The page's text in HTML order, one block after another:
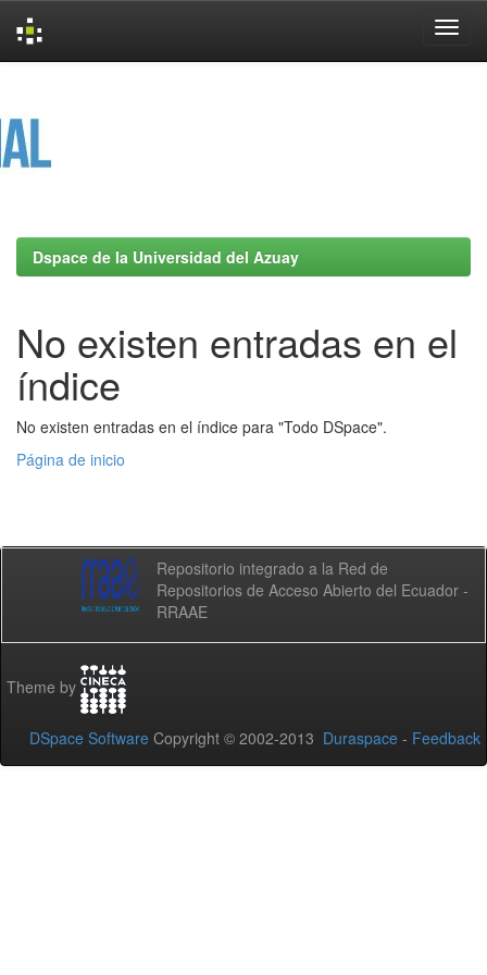
Dspace de la Universidad del Azuay
No existen entradas en el
índice
No existen entradas en el índice para "Todo DSpace".
Página de inicio
Repositorio integrado a la Red de
Repositorios de Acceso Abierto del Ecuador -
RRAAE
Theme by
DSpace Software Copyright © 2002-2013 Duraspace - Feedback